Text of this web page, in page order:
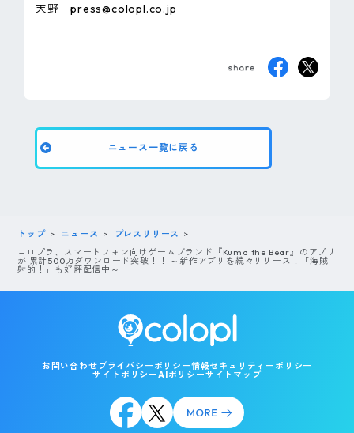
天野 press@colopl.co.jp
ニュース一覧に戻る
トップ ニュース
プレスリリース
コロプラ、スマートフォン向けゲームブランド『Kuma the Bear』のアプリ
が 累計500万ダウンロード突破！！ ～新作アプリを続々リリース！「海賊
射的！」も好評配信中～
お問い合わせ プライバシーポリシー情報セキュリティーポリシー
サイトポリシーAIポリシーサイトマップ